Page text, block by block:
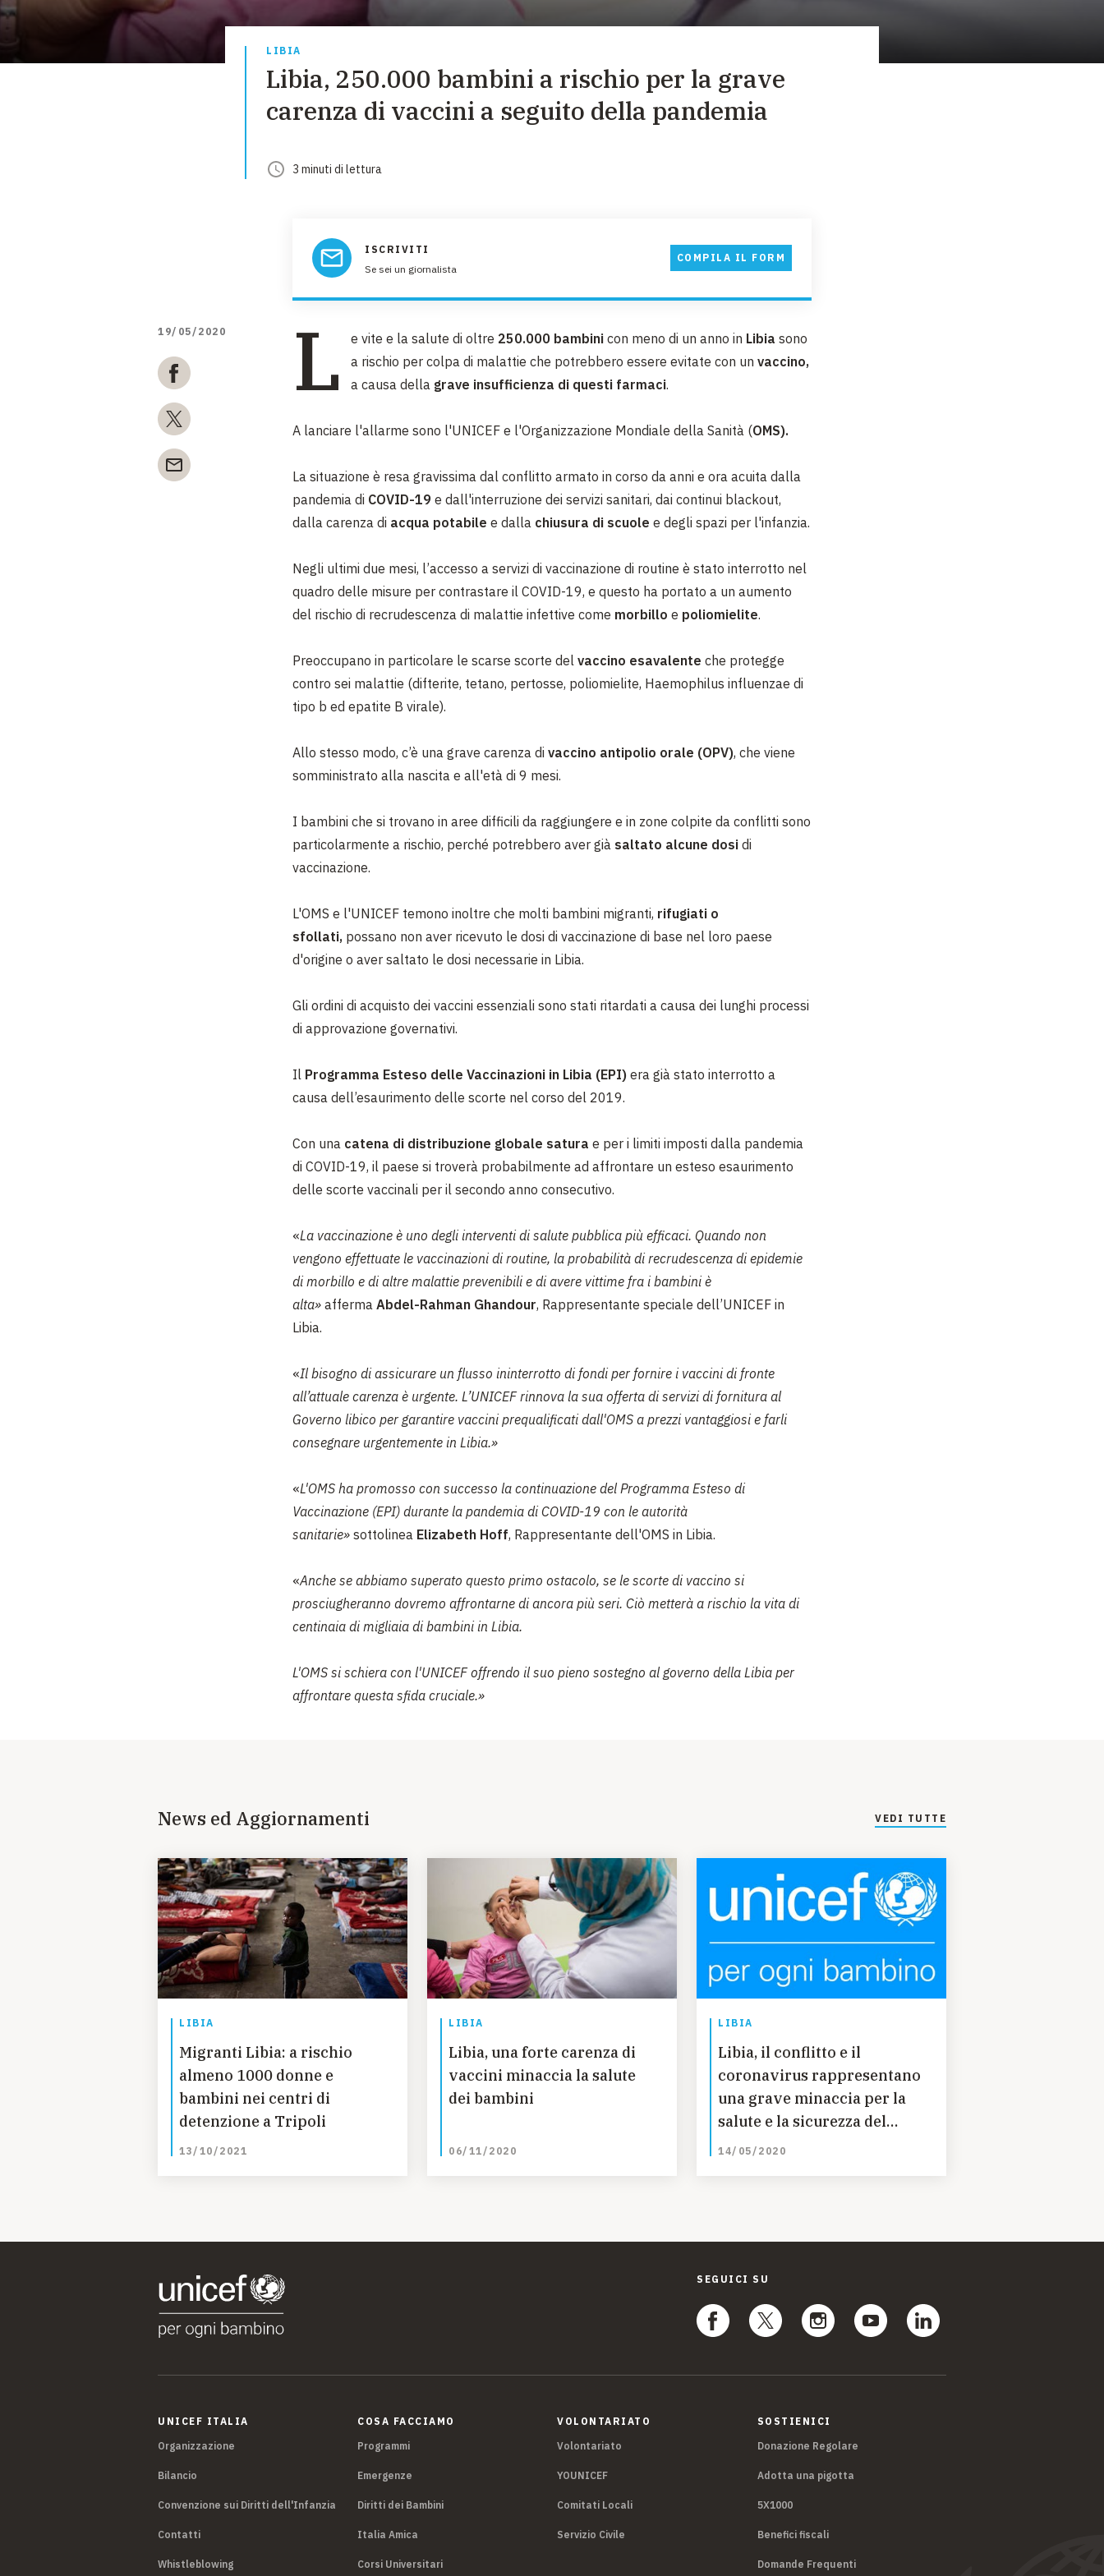
DIVERSI MODI PER DONARE. SCEGLI IL PIÙ
LIBIA
Libia, 250.000 bambini a rischio per la grave
carenza di vaccini a seguito della pandemia
3 minuti di lettura
ISCRIVITI
Se sei un giornalista
COMPILA IL FORM
19/05/2020 L e vite e la salute di oltre 250.000 bambini con meno di un anno in Libia sono
a rischio per colpa di malattie che potrebbero essere evitate con un vaccino,
a causa della grave insufficienza di questi farmaci.
A lanciare l'allarme sono l'UNICEF e l'Organizzazione Mondiale della Sanità (OMS).
La situazione è resa gravissima dal conflitto armato in corso da anni e ora acuita dalla
pandemia di COVID-19 e dall'interruzione dei servizi sanitari, dai continui blackout,
dalla carenza di acqua potabile e dalla chiusura di scuole e degli spazi per l'infanzia.
Negli ultimi due mesi, l’accesso a servizi di vaccinazione di routine è stato interrotto nel
quadro delle misure per contrastare il COVID-19, e questo ha portato a un aumento
del rischio di recrudescenza di malattie infettive come morbillo e poliomielite.
Preoccupano in particolare le scarse scorte del vaccino esavalente che protegge
contro sei malattie (difterite, tetano, pertosse, poliomielite, Haemophilus influenzae di
tipo b ed epatite B virale).
Allo stesso modo, c’è una grave carenza di vaccino antipolio orale (OPV), che viene
somministrato alla nascita e all'età di 9 mesi.
I bambini che si trovano in aree difficili da raggiungere e in zone colpite da conflitti sono
particolarmente a rischio, perché potrebbero aver già saltato alcune dosi di
vaccinazione.
L'OMS e l'UNICEF temono inoltre che molti bambini migranti, rifugiati o
sfollati, possano non aver ricevuto le dosi di vaccinazione di base nel loro paese
d'origine o aver saltato le dosi necessarie in Libia.
Gli ordini di acquisto dei vaccini essenziali sono stati ritardati a causa dei lunghi processi
di approvazione governativi.
Il Programma Esteso delle Vaccinazioni in Libia (EPI) era già stato interrotto a
causa dell’esaurimento delle scorte nel corso del 2019.
Con una catena di distribuzione globale satura e per i limiti imposti dalla pandemia
di COVID-19, il paese si troverà probabilmente ad affrontare un esteso esaurimento
delle scorte vaccinali per il secondo anno consecutivo.
«La vaccinazione è uno degli interventi di salute pubblica più efficaci. Quando non
vengono effettuate le vaccinazioni di routine, la probabilità di recrudescenza di epidemie
di morbillo e di altre malattie prevenibili e di avere vittime fra i bambini è
alta» afferma Abdel-Rahman Ghandour, Rappresentante speciale dell’UNICEF in
Libia.
«Il bisogno di assicurare un flusso ininterrotto di fondi per fornire i vaccini di fronte
all’attuale carenza è urgente. L’UNICEF rinnova la sua offerta di servizi di fornitura al
Governo libico per garantire vaccini prequalificati dall'OMS a prezzi vantaggiosi e farli
consegnare urgentemente in Libia.»
«L'OMS ha promosso con successo la continuazione del Programma Esteso di
Vaccinazione (EPI) durante la pandemia di COVID-19 con le autorità
sanitarie» sottolinea Elizabeth Hoff, Rappresentante dell'OMS in Libia.
«Anche se abbiamo superato questo primo ostacolo, se le scorte di vaccino si
prosciugheranno dovremo affrontarne di ancora più seri. Ciò metterà a rischio la vita di
centinaia di migliaia di bambini in Libia.
L'OMS si schiera con l'UNICEF offrendo il suo pieno sostegno al governo della Libia per
affrontare questa sfida cruciale.»
News ed Aggiornamenti VEDI TUTTE
LIBIA
Migranti Libia: a rischio
almeno 1000 donne e
bambini nei centri di
detenzione a Tripoli
13/10/2021
LIBIA
Libia, una forte carenza di
vaccini minaccia la salute
dei bambini
06/11/2020
LIBIA
Libia, il conflitto e il
coronavirus rappresentano
una grave minaccia per la
salute e la sicurezza del
paese
14/05/2020
SEGUICI SU
UNICEF ITALIA
Organizzazione
Bilancio
Convenzione sui Diritti dell'Infanzia
Contatti
Whistleblowing
COSA FACCIAMO
Programmi
Emergenze
Diritti dei Bambini
Italia Amica
Corsi Universitari
VOLONTARIATO
Volontariato
YOUNICEF
Comitati Locali
Servizio Civile
SOSTIENICI
Donazione Regolare
Adotta una pigotta
5X1000
Benefici fiscali
Domande Frequenti